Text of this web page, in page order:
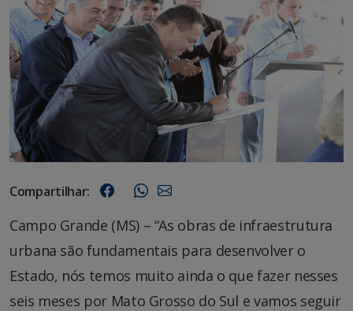
Compartilhar:
Campo Grande (MS) – “As obras de infraestrutura
urbana são fundamentais para desenvolver o
Estado, nós temos muito ainda o que fazer nesses
seis meses por Mato Grosso do Sul e vamos seguir